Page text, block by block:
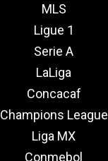
MLS
Ligue 1
Serie A
LaLiga
Concacaf
Champions League
Liga MX
Conmebol